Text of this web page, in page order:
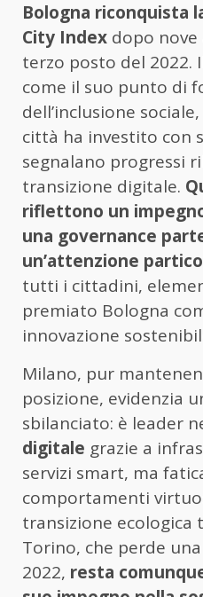
Bologna riconquista
City Index dopo
terzo posto del
come il suo punto di
dell’inclusione
città ha investito con
segnalano progressi
transizione digitale.
riflettono un
una governance
un’attenzione
tutti i cittadini,
premiato Bologna
innovazione
Milano, pur
posizione, evidenzia
sbilanciato: è leader
digitale grazie a
servizi smart, ma
comportamenti
transizione ecologica
Torino, che perde
2022, resta